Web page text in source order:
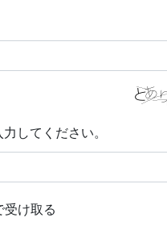
してください。
受け取る